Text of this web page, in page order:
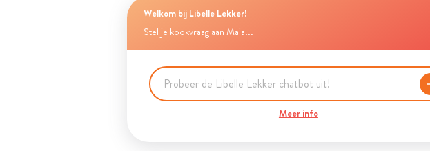
Welkom bij Libelle Lekker!
Stel je kookvraag aan Maia...
Meer info